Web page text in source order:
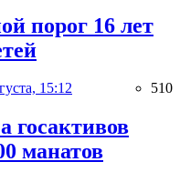
порог 16 лет
15:12 510
госактивов
манатов